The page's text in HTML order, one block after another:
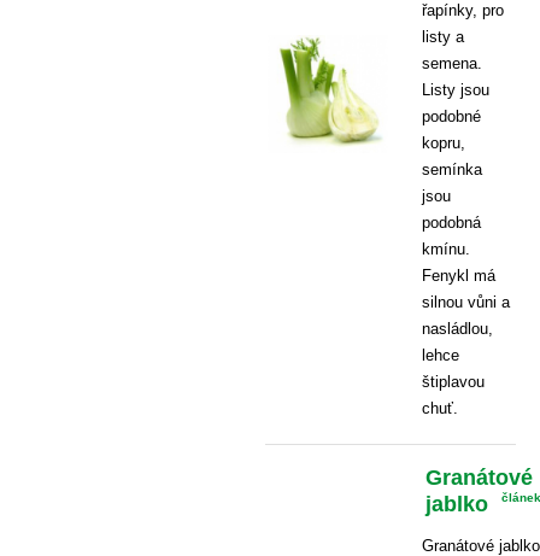
řapínky, pro
listy a
semena.
Listy jsou
podobné
kopru,
semínka
jsou
podobná
kmínu.
Fenykl má
silnou vůni a
nasládlou,
lehce
štiplavou
chuť.
Granátové
jablko
článek
Granátové jablko